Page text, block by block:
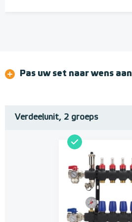
Pas uw set naar wens aan
Verdeelunit, 2 groeps